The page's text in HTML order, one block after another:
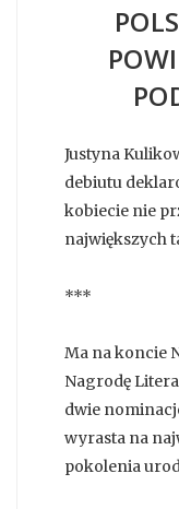
Justyna
debiutu
kobiecie nie
największych
***
Ma na koncie
Nagrodę
dwie
wyrasta na
pokolenia